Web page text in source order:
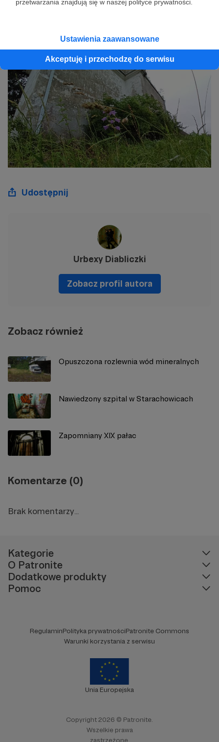
przetwarzania znajdują się w naszej polityce prywatności.
Ustawienia zaawansowane
Akceptuję i przechodzę do serwisu
Udostępnij
Urbexy Diabliczki
Zobacz profil autora
Zobacz również
Opuszczona rozlewnia wód mineralnych
Nawiedzony szpital w Starachowicach
Zapomniany XIX pałac
Komentarze (0)
Brak komentarzy...
Kategorie
O Patronite
Dodatkowe produkty
Pomoc
RegulaminPolityka prywatnościPatronite Commons
Warunki korzystania z serwisu
Unia Europejska
Copyright 2026 © Patronite.
Wszelkie prawa
zastrzeżone.